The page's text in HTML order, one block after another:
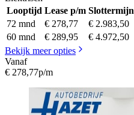
Looptijd Lease p/m Slottermijn
72 mnd
€ 278,77
€ 2.983,50
60 mnd
€ 289,95
€ 4.972,50
Bekijk meer opties
Vanaf
€ 278,77p/m